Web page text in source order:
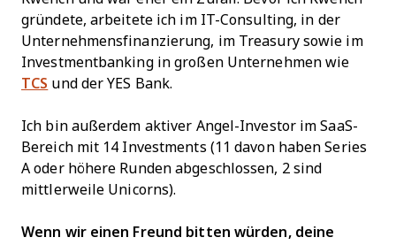
gründete, arbeitete ich im IT-Consulting, in der
Unternehmensfinanzierung, im Treasury sowie im
Investmentbanking in großen Unternehmen wie
TCS und der YES Bank.
Ich bin außerdem aktiver Angel-Investor im SaaS-
Bereich mit 14 Investments (11 davon haben Series
A oder höhere Runden abgeschlossen, 2 sind
mittlerweile Unicorns).
Wenn wir einen Freund bitten würden, deine